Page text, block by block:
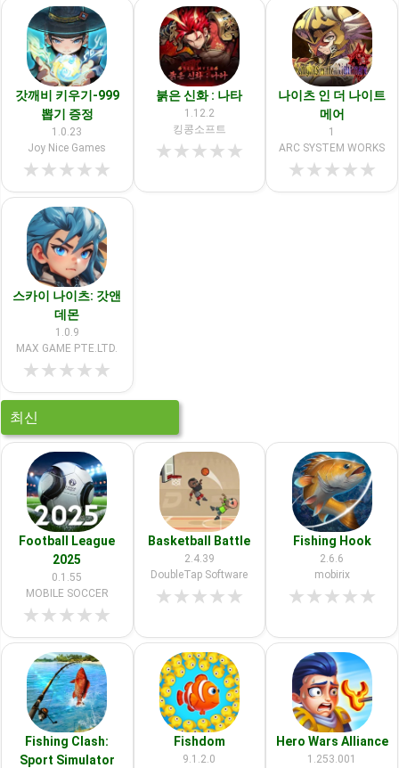
갓깨비 키우기-999
뽑기 증정
1.0.23
Joy Nice Games
★★★★★
붉은 신화 : 나타
1.12.2
킹콩소프트
★★★★★
나이츠 인 더 나이트
메어
1
ARC SYSTEM WORKS
★★★★★
스카이 나이츠: 갓앤
데몬
1.0.9
MAX GAME PTE.LTD.
★★★★★
최신
Football League
2025
0.1.55
MOBILE SOCCER
★★★★★
Basketball Battle
2.4.39
DoubleTap Software
★★★★★
Fishing Hook
2.6.6
mobirix
★★★★★
Fishing Clash:
Sport Simulator
Fishdom
9.1.2.0
Hero Wars Alliance
1.253.001